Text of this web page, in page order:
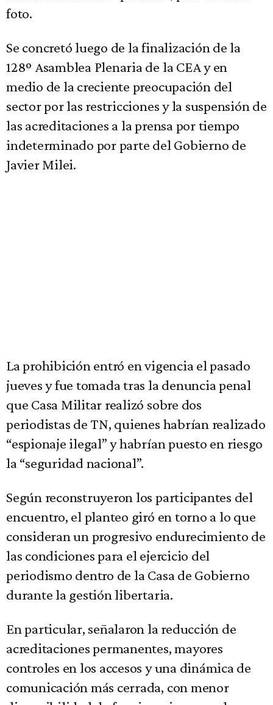
foto.
Se concretó luego de la finalización de la
128º Asamblea Plenaria de la CEA y en
medio de la creciente preocupación del
sector por las restricciones y la suspensión de
las acreditaciones a la prensa por tiempo
indeterminado por parte del Gobierno de
Javier Milei.
La prohibición entró en vigencia el pasado
jueves y fue tomada tras la denuncia penal
que Casa Militar realizó sobre dos
periodistas de TN, quienes habrían realizado
“espionaje ilegal” y habrían puesto en riesgo
la “seguridad nacional”.
Según reconstruyeron los participantes del
encuentro, el planteo giró en torno a lo que
consideran un progresivo endurecimiento de
las condiciones para el ejercicio del
periodismo dentro de la Casa de Gobierno
durante la gestión libertaria.
En particular, señalaron la reducción de
acreditaciones permanentes, mayores
controles en los accesos y una dinámica de
comunicación más cerrada, con menor